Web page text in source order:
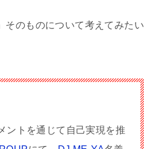
そのものについて考えてみたい
ントを通じて自己実現を推